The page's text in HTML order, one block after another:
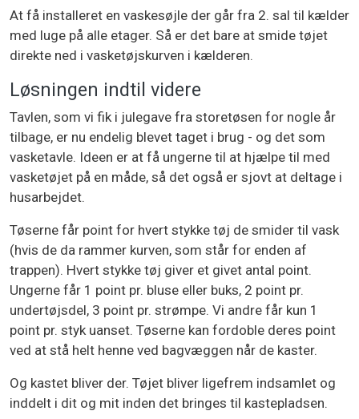
At få installeret en vaskesøjle der går fra 2. sal til kælder
med luge på alle etager. Så er det bare at smide tøjet
direkte ned i vasketøjskurven i kælderen.
Løsningen indtil videre
Tavlen, som vi fik i julegave fra storetøsen for nogle år
tilbage, er nu endelig blevet taget i brug - og det som
vasketavle. Ideen er at få ungerne til at hjælpe til med
vasketøjet på en måde, så det også er sjovt at deltage i
husarbejdet.
Tøserne får point for hvert stykke tøj de smider til vask
(hvis de da rammer kurven, som står for enden af
trappen). Hvert stykke tøj giver et givet antal point.
Ungerne får 1 point pr. bluse eller buks, 2 point pr.
undertøjsdel, 3 point pr. strømpe. Vi andre får kun 1
point pr. styk uanset. Tøserne kan fordoble deres point
ved at stå helt henne ved bagvæggen når de kaster.
Og kastet bliver der. Tøjet bliver ligefrem indsamlet og
inddelt i dit og mit inden det bringes til kastepladsen.